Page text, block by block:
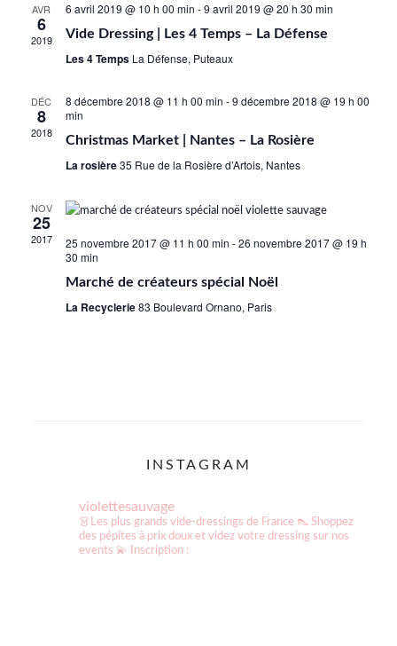
de
AVR
6
2019
6 avril 2019 @ 10 h 00 min -9 avril 2019 @ 20 h 30 min
Vide Dressing | Les 4 Temps – La Défense
Les 4 Temps La Défense, Puteaux
DÉC
8
2018
8 décembre 2018 @ 11 h 00 min -9 décembre 2018 @ 19 h 00
min
Christmas Market | Nantes – La Rosière
La rosière35 Rue de la Rosière d’Artois, Nantes
NOV
25
2017 25 novembre 2017 @ 11 h 00 min -26 novembre 2017 @ 19 h
30 min
Marché de créateurs spécial Noël
La Recyclerie83 Boulevard Ornano, Paris
INSTAGRAM
violettesauvage
👗Les plus grands vide-dressings de France 👠 Shoppez
des pépites à prix doux et videz votre dressing sur nos
events 💫 Inscription :